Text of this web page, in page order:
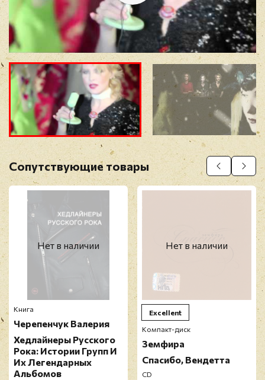
Отзыв
Прикрепить фото
Оставить отзыв
Перед публикацией отзывы проходят
модерацию
Сопутствующие товары
Нет в наличии
Книга
Черепенчук Валерия
Хедлайнеры Русского
Рока: Истории Групп И
Их Легендарных
Альбомов
Нет в наличии
Excellent
Компакт-диск
Земфира
Спасибо, Вендетта
CD